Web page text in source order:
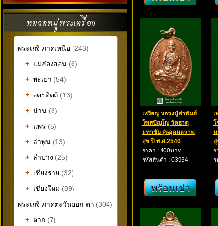
พระเกจิ ภาคเหนือ (243)
+ แม่ฮ่องสอน (6)
+ พะเยา (54)
+ อุตรดิตถ์ (13)
+ น่าน (6)
+ แพร่ (5)
+ ลำพูน (13)
+ ลำปาง (25)
+ เชียงราย (32)
+ เชียงใหม่ (89)
พระเกจิ ภาคตะวันออก-ตก (304)
+ ตาก (7)
เหรียญ หลวงปู่คำพันธ์
โฆสปัญโญ วัดธาตุ
มหาชัย รุ่นอุดมความ
สุข ปี พ.ศ.2540
ราคา : 400บาท
รหัสสินค้า : 03934
โ
ม
ร
ร